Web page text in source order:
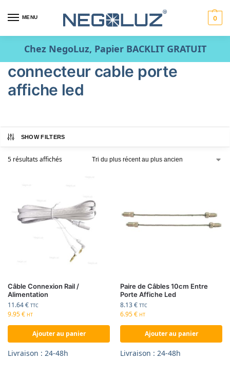
MENU 0
Chez NegoLuz, Papier BACKLIT GRATUIT
connecteur cable porte
affiche led
SHOW FILTERS
5 résultats affichés
Câble Connexion Rail /
Alimentation
11.64€ TTC
9.95€ HT
Ajouter au panier
Livraison : 24-48h
Paire de Câbles 10cm Entre
Porte Affiche Led
8.13€ TTC
6.95€ HT
Ajouter au panier
Livraison : 24-48h